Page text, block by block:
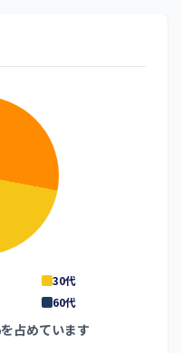
30代
60代
占めています